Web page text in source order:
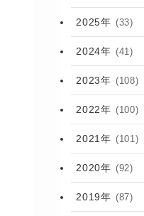
2025年 (33)
2024年 (41)
2023年 (108)
2022年 (100)
2021年 (101)
2020年 (92)
2019年 (87)